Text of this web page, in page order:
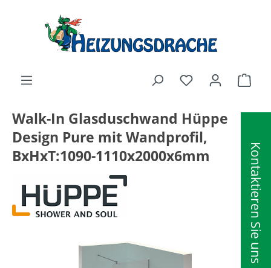
Kontaktieren Sie uns
Walk-In Glasduschwand Hüppe
Design Pure mit Wandprofil,
BxHxT:1090-1110x2000x6mm
Bildergalerie überspringen